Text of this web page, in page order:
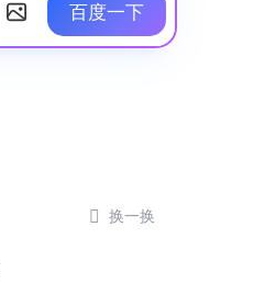
百度一下
 换一换